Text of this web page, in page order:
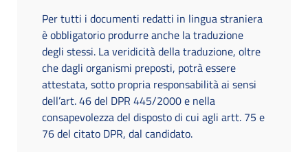
Per tutti i documenti redatti in lingua straniera
è obbligatorio produrre anche la traduzione
degli stessi. La veridicità della traduzione, oltre
che dagli organismi preposti, potrà essere
attestata, sotto propria responsabilità ai sensi
dell’art. 46 del DPR 445/2000 e nella
consapevolezza del disposto di cui agli artt. 75 e
76 del citato DPR, dal candidato.